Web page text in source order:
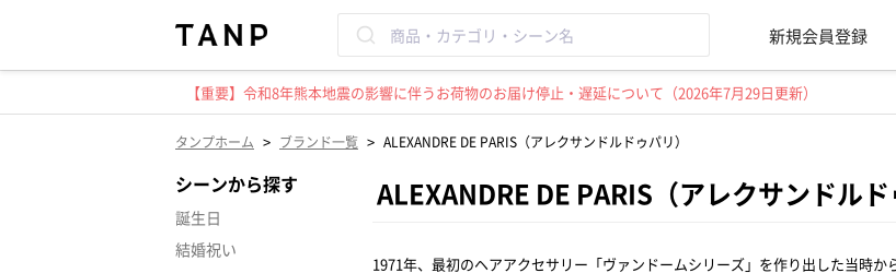
新規会員登録
【重要】令和8年熊本地震の影響に伴うお荷物のお届け停止・遅延について（2026年7月29日更新）
タンプホーム > ブランド一覧 > ALEXANDRE DE PARIS（アレクサンドルドゥパリ）
シーンから探す
誕生日
結婚祝い
ALEXANDRE DE PARIS（アレクサンドルド
1971年、最初のヘアアクセサリー「ヴァンドームシリーズ」を作り出した当時